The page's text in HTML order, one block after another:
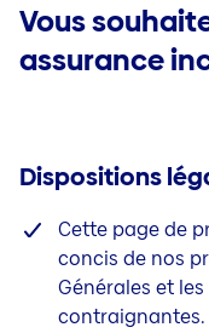
Vous
assurance
Dispositions
Cette page de
concis de nos
Générales et
contraignantes.